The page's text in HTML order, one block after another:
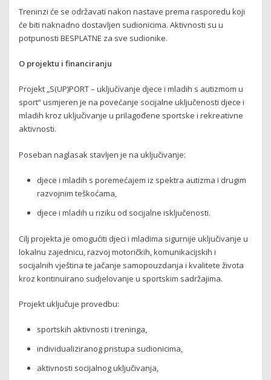
Treninzi će se održavati nakon nastave prema rasporedu koji
će biti naknadno dostavljen sudionicima. Aktivnosti su u
potpunosti BESPLATNE za sve sudionike.
O projektu i financiranju
Projekt „S(UP)PORT – uključivanje djece i mladih s autizmom u
sport“ usmjeren je na povećanje socijalne uključenosti djece i
mladih kroz uključivanje u prilagođene sportske i rekreativne
aktivnosti.
Poseban naglasak stavljen je na uključivanje:
djece i mladih s poremećajem iz spektra autizma i drugim
razvojnim teškoćama,
djece i mladih u riziku od socijalne isključenosti.
Cilj projekta je omogućiti djeci i mladima sigurnije uključivanje u
lokalnu zajednicu, razvoj motoričkih, komunikacijskih i
socijalnih vještina te jačanje samopouzdanja i kvalitete života
kroz kontinuirano sudjelovanje u sportskim sadržajima.
Projekt uključuje provedbu:
sportskih aktivnosti i treninga,
individualiziranog pristupa sudionicima,
aktivnosti socijalnog uključivanja,